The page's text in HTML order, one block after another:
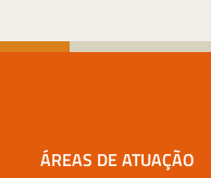
ÁREAS DE ATUAÇÃO